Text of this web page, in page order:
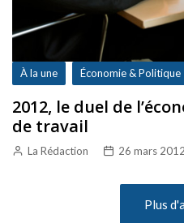
À la une Économie & Politique
2012, le duel de
de travail
La Rédaction 26 mars 2012
Plus